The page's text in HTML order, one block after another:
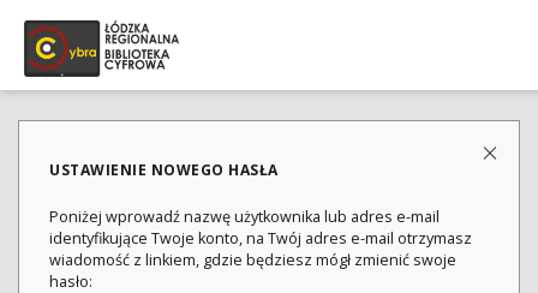
USTAWIENIE NOWEGO HASŁA
Poniżej wprowadź nazwę użytkownika lub adres e-mail
identyfikujące Twoje konto, na Twój adres e-mail otrzymasz
wiadomość z linkiem, gdzie będziesz mógł zmienić swoje
hasło: